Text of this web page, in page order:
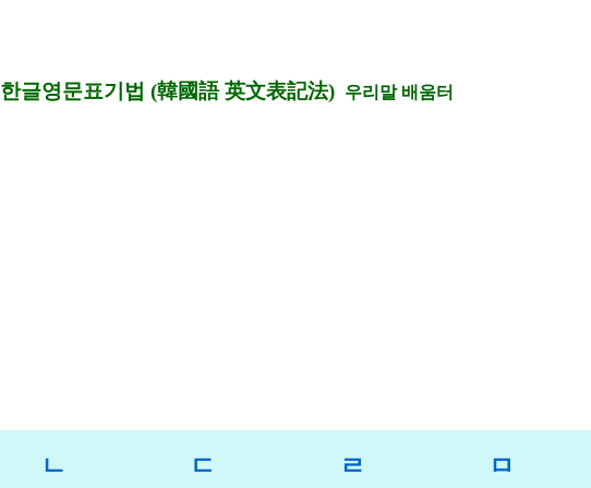
한글영문표기법 (韓國語 英文表記法) 우리말 배움터
ㄴ ㄷ ㄹ ㅁ